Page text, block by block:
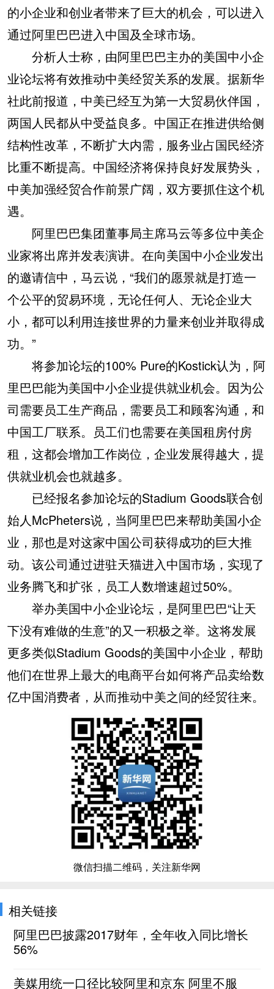
的小企业和创业者带来了巨大的机会，可以进入
通过阿里巴巴进入中国及全球市场。
分析人士称，由阿里巴巴主办的美国中小企
业论坛将有效推动中美经贸关系的发展。据新华
社此前报道，中美已经互为第一大贸易伙伴国，
两国人民都从中受益良多。中国正在推进供给侧
结构性改革，不断扩大内需，服务业占国民经济
比重不断提高。中国经济将保持良好发展势头，
中美加强经贸合作前景广阔，双方要抓住这个机
遇。
阿里巴巴集团董事局主席马云等多位中美企
业家将出席并发表演讲。在向美国中小企业发出
的邀请信中，马云说，“我们的愿景就是打造一
个公平的贸易环境，无论任何人、无论企业大
小，都可以利用连接世界的力量来创业并取得成
功。”
将参加论坛的100% Pure的Kostick认为，阿
里巴巴能为美国中小企业提供就业机会。因为公
司需要员工生产商品，需要员工和顾客沟通，和
中国工厂联系。员工们也需要在美国租房付房
租，这都会增加工作岗位，企业发展得越大，提
供就业机会也就越多。
已经报名参加论坛的Stadium Goods联合创
始人McPheters说，当阿里巴巴来帮助美国小企
业，那也是对这家中国公司获得成功的巨大推
动。该公司通过进驻天猫进入中国市场，实现了
业务腾飞和扩张，员工人数增速超过50%。
举办美国中小企业论坛，是阿里巴巴“让天
下没有难做的生意”的又一积极之举。这将发展
更多类似Stadium Goods的美国中小企业，帮助
他们在世界上最大的电商平台如何将产品卖给数
亿中国消费者，从而推动中美之间的经贸往来。
微信扫描二维码，关注新华网
相关链接
阿里巴巴披露2017财年，全年收入同比增长
56%
美媒用统一口径比较阿里和京东 阿里不服